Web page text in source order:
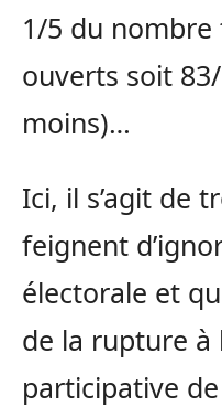
1/5 du nombre
ouverts soit
moins)…
Ici, il s’agit de
feignent
électorale et
de la rupture à
participative